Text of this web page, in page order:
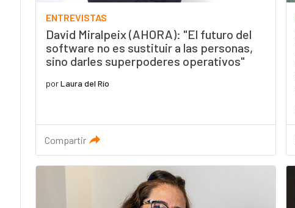
ENTREVISTAS
David Miralpeix (AHORA): "El futuro del
software no es sustituir a las personas,
sino darles superpoderes operativos"
porLaura del Río
Compartir